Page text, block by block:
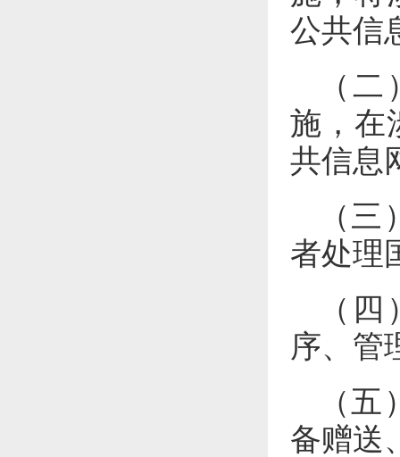
公共信
（
施，在
共信息
（
者处理
（
序、管
（
备赠送